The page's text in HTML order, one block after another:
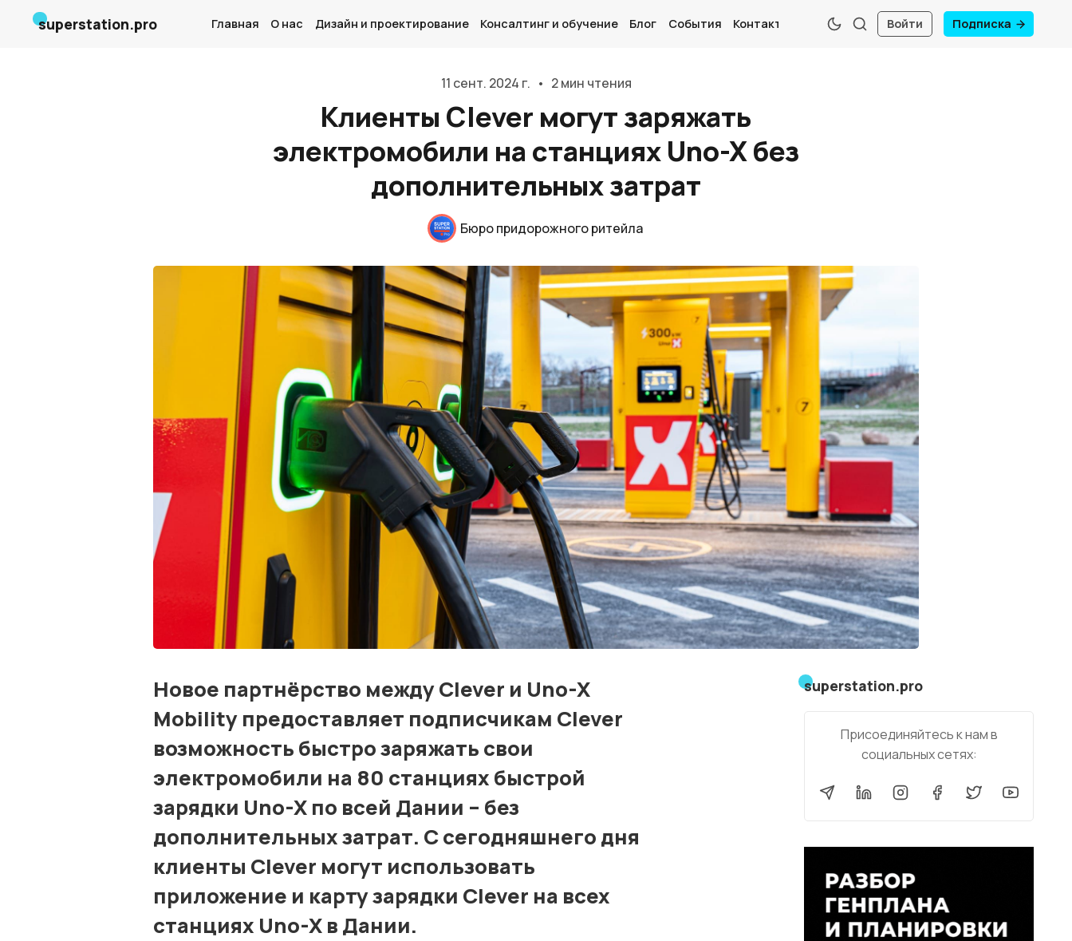
Главная
О нас
Дизайн и проектирование
Блог
Контакты
Лучшие АЗС мира
Мнения
Видео
Подписка
Условия использования материалов
Политика конфиденциальности и cookie
superstation.pro Главная О нас Дизайн и проектирование Консалтинг и обучение Блог События Контакты Войти Подписка
11 сент. 2024 г. • 2 мин чтения
Клиенты Clever могут заряжать
электромобили на станциях Uno-X без
дополнительных затрат
Бюро придорожного ритейла
Новое партнёрство между Clever и Uno-X
Mobility предоставляет подписчикам Clever
возможность быстро заряжать свои
электромобили на 80 станциях быстрой
зарядки Uno-X по всей Дании – без
дополнительных затрат. С сегодняшнего дня
клиенты Clever могут использовать
приложение и карту зарядки Clever на всех
станциях Uno-X в Дании.
superstation.pro
Присоединяйтесь к нам в
социальных сетях: